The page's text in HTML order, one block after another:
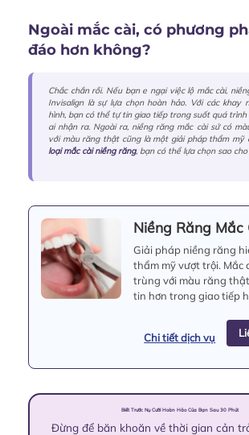
Ngoài mắc cài, có phương
đáo hơn không?
Chắc chắn rồi. Nếu bạn e ngại việc lộ mắc cài,
Invisalign là sự lựa chọn hoàn hảo. Với các khay
hình, bạn có thể tự tin giao tiếp trong suốt quá
ai nhận ra. Ngoài ra, niềng răng mắc cài sứ có
với màu răng thật cũng là một giải pháp thẩm mỹ
loại mắc cài niềng răng, bạn có thể lựa chọn sao
Niềng Răng Mắc
Giải pháp niềng răng
thẩm mỹ vượt trội. Mắc
trùng với màu răng
tin hơn trong giao tiếp
Chi tiết dịch vụ
Biết Trước Nụ Cười Hoàn Hảo Của Bạn Sau 30 Phút
Đừng để băn khoăn về thời gian cản